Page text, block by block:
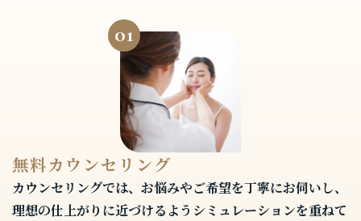
01
無料カウンセリング
カウンセリングでは、お悩みやご希望を丁寧にお伺いし、
理想の仕上がりに近づけるようシミュレーションを重ねて